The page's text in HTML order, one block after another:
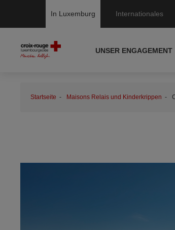
In Luxemburg Internationales
UNSER ENGAGEMENT
Startseite Maisons Relais und Kinderkrippen